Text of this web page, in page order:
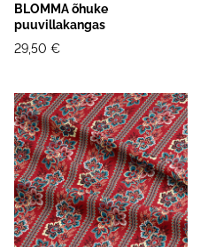
BLOMMA õhuke
puuvillakangas
29,50 €